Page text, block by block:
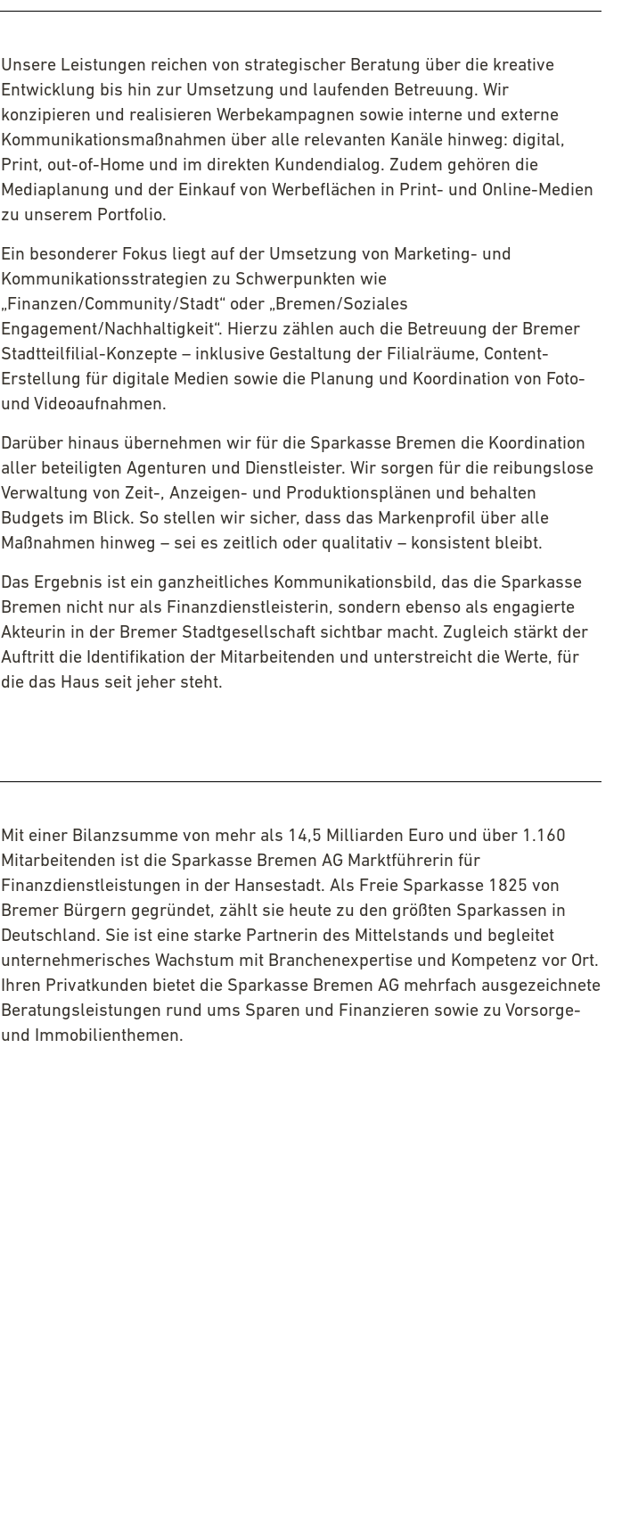
Unsere Leistungen reichen von strategischer Beratung über die kreative
Entwicklung bis hin zur Umsetzung und laufenden Betreuung. Wir
konzipieren und realisieren Werbekampagnen sowie interne und externe
Kommunikationsmaßnahmen über alle relevanten Kanäle hinweg: digital,
Print, out-of-Home und im direkten Kundendialog. Zudem gehören die
Mediaplanung und der Einkauf von Werbeflächen in Print- und Online-Medien
zu unserem Portfolio.
Ein besonderer Fokus liegt auf der Umsetzung von Marketing- und
Kommunikationsstrategien zu Schwerpunkten wie
„Finanzen/Community/Stadt“ oder „Bremen/Soziales
Engagement/Nachhaltigkeit“. Hierzu zählen auch die Betreuung der Bremer
Stadtteilfilial-Konzepte – inklusive Gestaltung der Filialräume, Content-
Erstellung für digitale Medien sowie die Planung und Koordination von Foto-
und Videoaufnahmen.
Darüber hinaus übernehmen wir für die Sparkasse Bremen die Koordination
aller beteiligten Agenturen und Dienstleister. Wir sorgen für die reibungslose
Verwaltung von Zeit-, Anzeigen- und Produktionsplänen und behalten
Budgets im Blick. So stellen wir sicher, dass das Markenprofil über alle
Maßnahmen hinweg – sei es zeitlich oder qualitativ – konsistent bleibt.
Das Ergebnis ist ein ganzheitliches Kommunikationsbild, das die Sparkasse
Bremen nicht nur als Finanzdienstleisterin, sondern ebenso als engagierte
Akteurin in der Bremer Stadtgesellschaft sichtbar macht. Zugleich stärkt der
Auftritt die Identifikation der Mitarbeitenden und unterstreicht die Werte, für
die das Haus seit jeher steht.
Mit einer Bilanzsumme von mehr als 14,5 Milliarden Euro und über 1.160
Mitarbeitenden ist die Sparkasse Bremen AG Marktführerin für
Finanzdienstleistungen in der Hansestadt. Als Freie Sparkasse 1825 von
Bremer Bürgern gegründet, zählt sie heute zu den größten Sparkassen in
Deutschland. Sie ist eine starke Partnerin des Mittelstands und begleitet
unternehmerisches Wachstum mit Branchenexpertise und Kompetenz vor Ort.
Ihren Privatkunden bietet die Sparkasse Bremen AG mehrfach ausgezeichnete
Beratungsleistungen rund ums Sparen und Finanzieren sowie zu Vorsorge-
und Immobilienthemen.